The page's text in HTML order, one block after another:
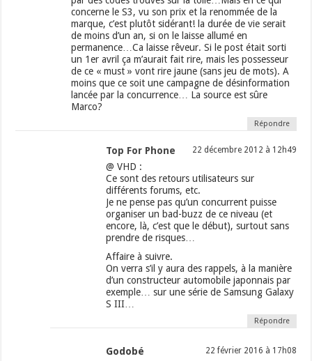
concerne le S3, vu son prix et la renommée de la
marque, c’est plutôt sidérant! la durée de vie serait
de moins d’un an, si on le laisse allumé en
permanence…Ca laisse rêveur. Si le post était sorti
un 1er avril ça m’aurait fait rire, mais les possesseur
de ce « must » vont rire jaune (sans jeu de mots). A
moins que ce soit une campagne de désinformation
lancée par la concurrence… La source est sûre
Marco?
Répondre
Top For Phone 22 décembre 2012 à 12h49
@ VHD :
Ce sont des retours utilisateurs sur
différents forums, etc.
Je ne pense pas qu’un concurrent puisse
organiser un bad-buzz de ce niveau (et
encore, là, c’est que le début), surtout sans
prendre de risques…
Affaire à suivre.
On verra s’il y aura des rappels, à la manière
d’un constructeur automobile japonnais par
exemple… sur une série de Samsung Galaxy
S III…
Répondre
Godobé 22 février 2016 à 17h08